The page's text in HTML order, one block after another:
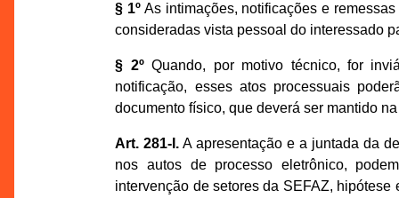
§ 1º As intimações, notificações e
consideradas vista pessoal do interessado
§ 2ºQuando, por motivo técnico, for
notificação, esses atos processuais
documento físico, que deverá ser mantido
Art. 281-I. A apresentação e a juntada da
nos autos de processo eletrônico,
intervenção de setores da SEFAZ,